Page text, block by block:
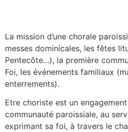
La mission d’une chorale
messes dominicales, les fêtes
Pentecôte…), la première
Foi, les événements familiaux
enterrements).
Etre choriste est un
communauté paroissiale, au
exprimant sa foi, à travers le